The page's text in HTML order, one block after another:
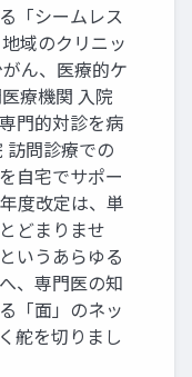
「シームレス
域のクリニッ
ん、医療的ケ
療機関 入院
門的対診を病
訪問診療での
自宅でサポー
度改定は、単
どまりませ
いうあらゆる
、専門医の知
「面」のネッ
舵を切りまし